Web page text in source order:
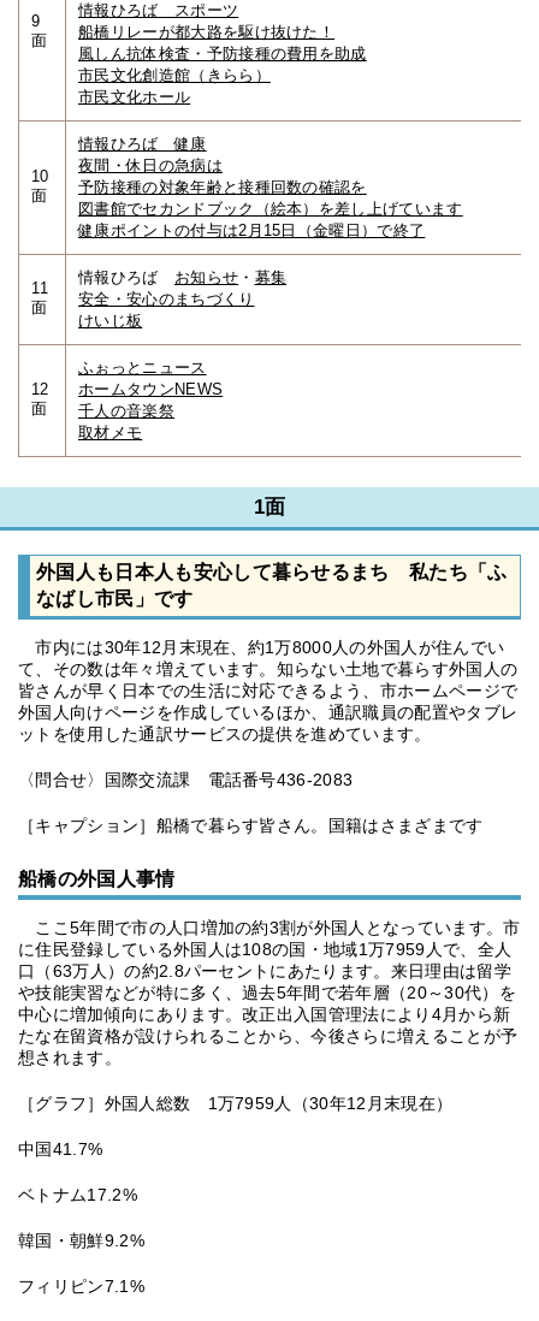
9
面
情報ひろば スポーツ
船橋リレーが都大路を駆け抜けた！
風しん抗体検査・予防接種の費用を助成
市民文化創造館（きらら）
市民文化ホール
10
面
情報ひろば 健康
夜間・休日の急病は
予防接種の対象年齢と接種回数の確認を
図書館でセカンドブック（絵本）を差し上げています
健康ポイントの付与は2月15日（金曜日）で終了
11
面
情報ひろば お知らせ ・ 募集
安全・安心のまちづくり
けいじ板
12
面
ふぉっとニュース
ホームタウンNEWS
千人の音楽祭
取材メモ
1面
外国人も日本人も安心して暮らせるまち 私たち「ふ
なばし市民」です
市内には30年12月末現在、約1万8000人の外国人が住んでい
て、その数は年々増えています。知らない土地で暮らす外国人の
皆さんが早く日本での生活に対応できるよう、市ホームページで
外国人向けページを作成しているほか、通訳職員の配置やタブレ
ットを使用した通訳サービスの提供を進めています。
〈問合せ〉国際交流課 電話番号436-2083
［キャプション］船橋で暮らす皆さん。国籍はさまざまです
船橋の外国人事情
ここ5年間で市の人口増加の約3割が外国人となっています。市
に住民登録している外国人は108の国・地域1万7959人で、全人
口（63万人）の約2.8パーセントにあたります。来日理由は留学
や技能実習などが特に多く、過去5年間で若年層（20～30代）を
中心に増加傾向にあります。改正出入国管理法により4月から新
たな在留資格が設けられることから、今後さらに増えることが予
想されます。
［グラフ］外国人総数 1万7959人（30年12月末現在）
中国41.7%
ベトナム17.2%
韓国・朝鮮9.2%
フィリピン7.1%